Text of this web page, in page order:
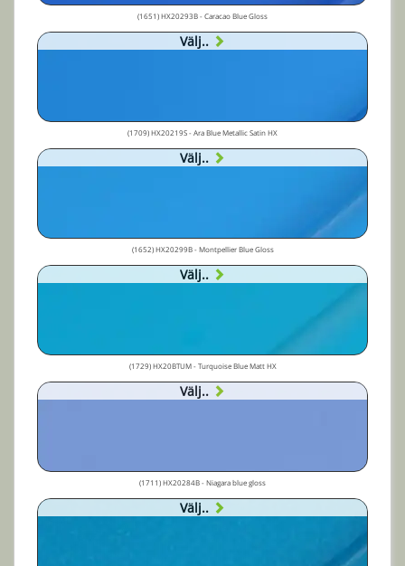
(1651) HX20293B - Caracao Blue Gloss
Välj..
(1709) HX20219S - Ara Blue Metallic Satin HX
Välj..
(1652) HX20299B - Montpellier Blue Gloss
Välj..
(1729) HX20BTUM - Turquoise Blue Matt HX
Välj..
(1711) HX20284B - Niagara blue gloss
Välj..